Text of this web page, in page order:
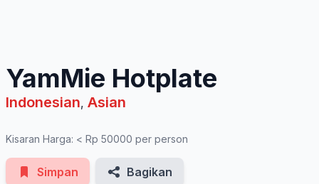
YamMie Hotplate
Indonesian, Asian
Kisaran Harga: < Rp 50000 per person
Simpan Bagikan